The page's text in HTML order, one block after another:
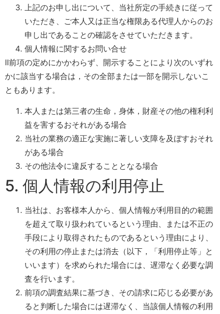
上記のお申し出について、当社所定の手続きに従って
いただき、ご本人又は正当な権限ある代理人からのお
申し出であることの確認をさせていただきます。
個人情報に関するお問い合せ
II前項の定めにかかわらず、開示することにより次のいずれ
かに該当する場合は，その全部または一部を開示しないこ
ともあります。
本人または第三者の生命，身体，財産その他の権利利
益を害するおそれがある場合
当社の業務の適正な実施に著しい支障を及ぼすおそれ
がある場合
その他法令に違反することとなる場合
5. 個人情報の利用停止
当社は、お客様本人から、個人情報が利用目的の範囲
を超えて取り扱われているという理由、または不正の
手段により取得されたものであるという理由により、
その利用の停止または消去（以下，「利用停止等」と
いいます）を求められた場合には、遅滞なく必要な調
査を行います。
前項の調査結果に基づき、その請求に応じる必要があ
ると判断した場合には遅滞なく、当該個人情報の利用